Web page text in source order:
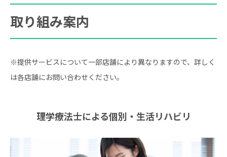
取り組み案内
※提供サービスについて一部店舗により異なりますので、詳しく
は各店舗にお問い合わせください。
理学療法士による個別・生活リハビリ